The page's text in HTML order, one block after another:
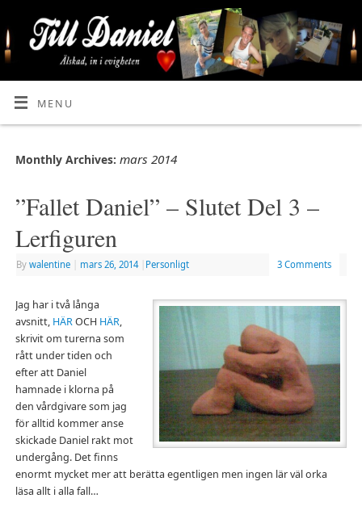
MENU
Monthly Archives: mars 2014
”Fallet Daniel” – Slutet Del 3 –
Lerfiguren
By walentine mars 26, 2014 Personligt 3 Comments
Jag har i två långa
avsnitt, HÄROCH HÄR,
skrivit om turerna som
rått under tiden och
efter att Daniel
hamnade i klorna på
den vårdgivare som jag
för alltid kommer anse
skickade Daniel rakt mot
undergång. Det finns
enormt mycket mer att berätta egentligen men ingen lär väl orka
läsa allt i alla fall…